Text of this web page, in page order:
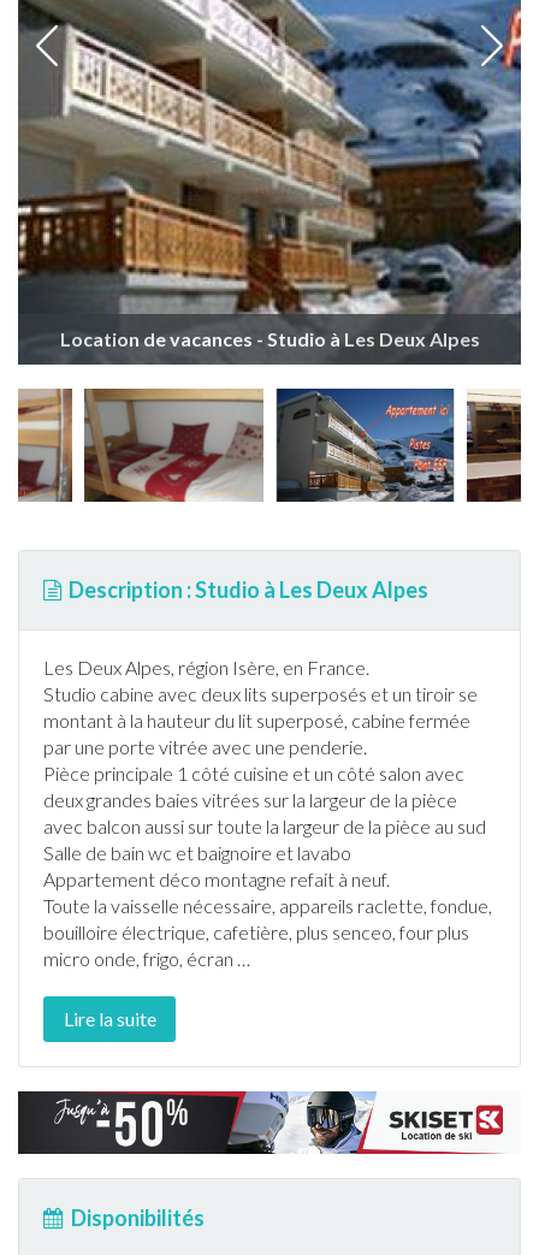
Location de vacances - Studio à Les Deux Alpes
Description : Studio à Les Deux Alpes
Les Deux Alpes, région Isère, en France.
Studio cabine avec deux lits superposés et un tiroir se
montant à la hauteur du lit superposé, cabine fermée
par une porte vitrée avec une penderie.
Pièce principale 1 côté cuisine et un côté salon avec
deux grandes baies vitrées sur la largeur de la pièce
avec balcon aussi sur toute la largeur de la pièce au sud
Salle de bain wc et baignoire et lavabo
Appartement déco montagne refait à neuf.
Toute la vaisselle nécessaire, appareils raclette, fondue,
bouilloire électrique, cafetière, plus senceo, four plus
micro onde, frigo, écran …
Lire la suite
Disponibilités